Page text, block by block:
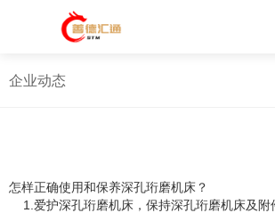
企业动态
怎样正确使用和保养深孔珩磨机床？
1.爱护深孔珩磨机床，保持深孔珩磨机床及附